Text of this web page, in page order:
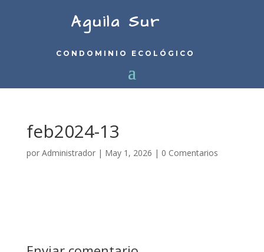
Aguila Sur
CONDOMINIO ECOLÓGICO
feb2024-13
por Administrador| May 1, 2026 | 0 Comentarios